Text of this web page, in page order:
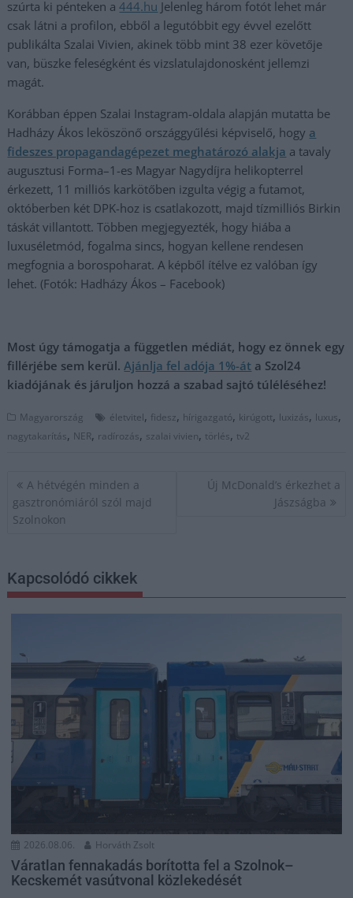
szúrta ki pénteken a444.hu Jelenleg három fotót lehet már
csak látni a profilon, ebből a legutóbbit egy évvel ezelőtt
publikálta Szalai Vivien, akinek több mint 38 ezer követője
van, büszke feleségként és vizslatulajdonosként jellemzi
magát.
Korábban éppen Szalai Instagram-oldala alapján mutatta be
Hadházy Ákos leköszönő országgyűlési képviselő, hogy a
fideszes propagandagépezet meghatározó alakja a tavaly
augusztusi Forma–1-es Magyar Nagydíjra helikopterrel
érkezett, 11 milliós karkötőben izgulta végig a futamot,
októberben két DPK-hoz is csatlakozott, majd tízmilliós Birkin
táskát villantott. Többen megjegyezték, hogy hiába a
luxuséletmód, fogalma sincs, hogyan kellene rendesen
megfognia a borospoharat. A képből ítélve ez valóban így
lehet. (Fotók: Hadházy Ákos – Facebook)
Most úgy támogatja a független médiát, hogy ez önnek egy
fillérjébe sem kerül.Ajánlja fel adója 1%-át a Szol24
kiadójának és járuljon hozzá a szabad sajtó túléléséhez!
Magyarország életvitel, fidesz, hírigazgató, kirúgott, luxizás, luxus,
nagytakarítás, NER, radírozás, szalai vivien, törlés, tv2
Bejegyzés
navigáció
A hétvégén minden a
gasztronómiáról szól majd
Szolnokon
Új McDonald’s érkezhet a
Jászságba
Kapcsolódó cikkek
2026.08.06. Horváth Zsolt
Váratlan fennakadás borította fel a Szolnok–
Kecskemét vasútvonal közlekedését